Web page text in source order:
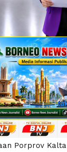
Porprov